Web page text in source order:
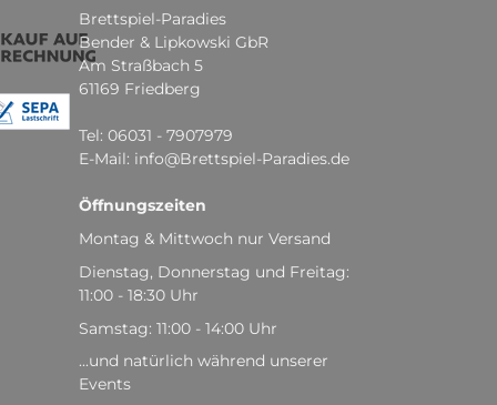
Brettspiel-Paradies
Bender & Lipkowski GbR
Am Straßbach 5
61169 Friedberg
Tel: 06031 - 7907979
E-Mail: info@Brettspiel-Paradies.de
Öffnungszeiten
Montag & Mittwoch nur Versand
Dienstag, Donnerstag und Freitag:
11:00 - 18:30 Uhr
Samstag: 11:00 - 14:00 Uhr
...und natürlich während unserer
Events